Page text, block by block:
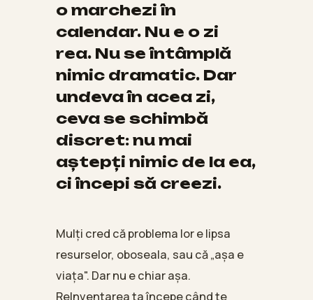
o marchezi în
calendar. Nu e o zi
rea. Nu se întâmplă
nimic dramatic. Dar
undeva în acea zi,
ceva se schimbă
discret: nu mai
aștepți nimic de la ea,
ci începi să creezi.
Mulți cred că problema lor e lipsa
resurselor, oboseala, sau că „așa e
viața". Dar nu e chiar așa.
ReInventarea ta începe când te